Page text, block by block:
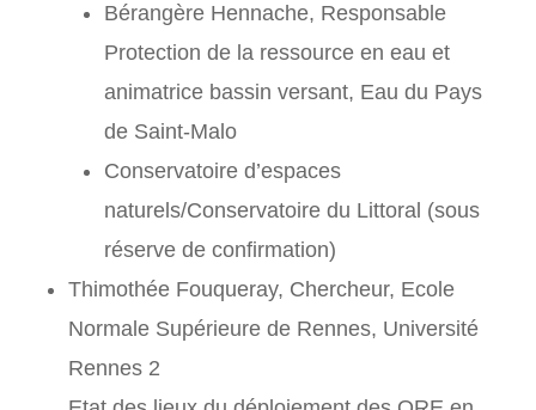
Bérangère Hennache, Responsable
Protection de la ressource en eau et
animatrice bassin versant, Eau du Pays
de Saint-Malo
Conservatoire d’espaces
naturels/Conservatoire du Littoral (sous
réserve de confirmation)
Thimothée Fouqueray, Chercheur, Ecole
Normale Supérieure de Rennes, Université
Rennes 2